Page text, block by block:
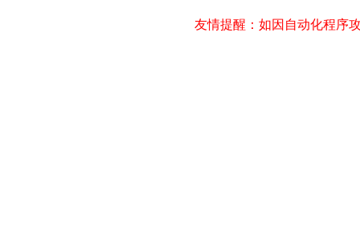
友情提醒：如因自动化程序